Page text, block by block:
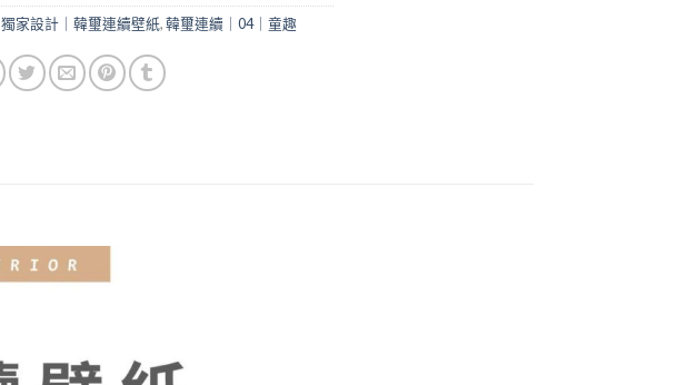
獨家設計｜韓璽連續壁紙,韓璽連續｜04｜童趣